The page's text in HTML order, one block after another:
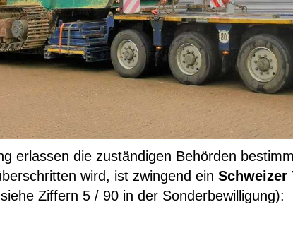
erlassen die zuständigen Behörden
wird, ist zwingend einSchweizer
Ziffern 5 / 90 in der Sonderbewilligung):